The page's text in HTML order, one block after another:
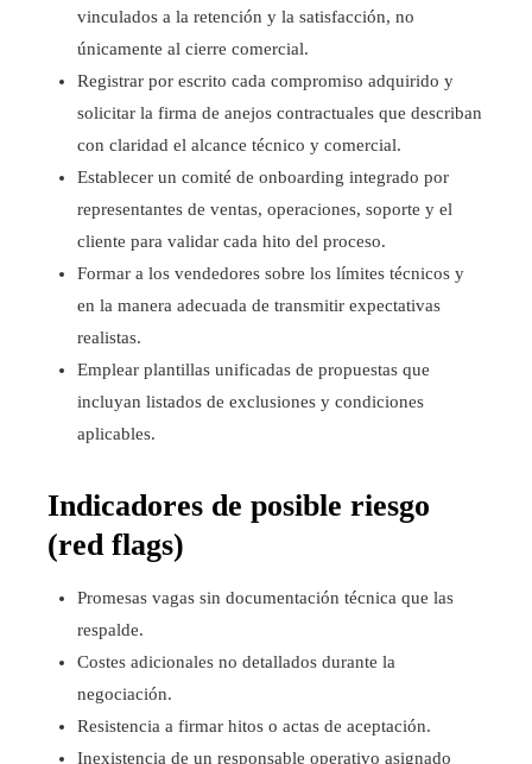
vinculados a la retención y la satisfacción, no
únicamente al cierre comercial.
Registrar por escrito cada compromiso adquirido y
solicitar la firma de anejos contractuales que describan
con claridad el alcance técnico y comercial.
Establecer un comité de onboarding integrado por
representantes de ventas, operaciones, soporte y el
cliente para validar cada hito del proceso.
Formar a los vendedores sobre los límites técnicos y
en la manera adecuada de transmitir expectativas
realistas.
Emplear plantillas unificadas de propuestas que
incluyan listados de exclusiones y condiciones
aplicables.
Indicadores de posible riesgo
(red flags)
Promesas vagas sin documentación técnica que las
respalde.
Costes adicionales no detallados durante la
negociación.
Resistencia a firmar hitos o actas de aceptación.
Inexistencia de un responsable operativo asignado